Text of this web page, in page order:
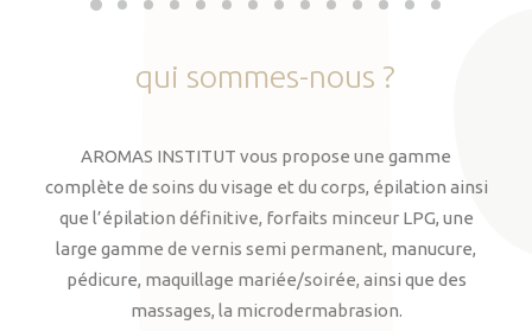
qui sommes-nous ?
AROMAS INSTITUT vous propose une gamme
complète de soins du visage et du corps, épilation ainsi
que l’épilation définitive, forfaits minceur LPG, une
large gamme de vernis semi permanent, manucure,
pédicure, maquillage mariée/soirée, ainsi que des
massages, la microdermabrasion.